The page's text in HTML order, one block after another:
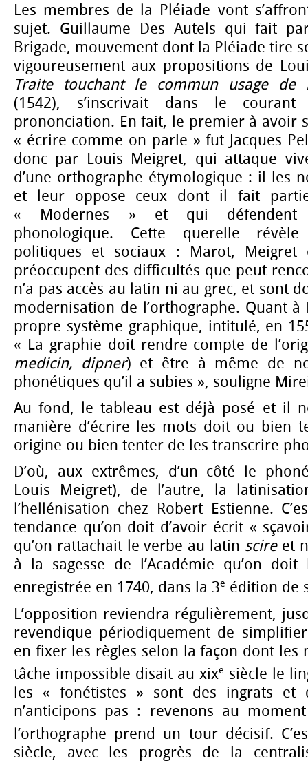
Les membres de la Pléiade vont
sujet. Guillaume Des Autels qui fait
Brigade, mouvement dont la Pléiade tire
vigoureusement aux propositions de
Traite touchant le commun usage de
(1542), s’inscrivait dans le
prononciation. En fait, le premier à avoir
« écrire comme on parle » fut Jacques
donc par Louis Meigret, qui attaque
d’une orthographe étymologique : il les
et leur oppose ceux dont il fait
« Modernes » et qui défendent
phonologique. Cette querelle
politiques et sociaux : Marot,
préoccupent des difficultés que peut
n’a pas accès au latin ni au grec, et sont
modernisation de l’orthographe. Quant à
propre système graphique, intitulé, en
« La graphie doit rendre compte de
medicin, dipner) et être à même de
phonétiques qu’il a subies », souligne
Au fond, le tableau est déjà posé et il
manière d’écrire les mots doit ou bien
origine ou bien tenter de les transcrire
D’où, aux extrêmes, d’un côté le
Louis Meigret), de l’autre, la
l’hellénisation chez Robert Estienne.
tendance qu’on doit d’avoir écrit «
qu’on rattachait le verbe au latin scireet
à la sagesse de l’Académie qu’on
enregistrée en 1740, dans la 3e édition de
L’opposition reviendra régulièrement,
revendique périodiquement de
en fixer les règles selon la façon dont les
tâche impossible disait au xixe siècle le
les « fonétistes » sont des ingrats et
n’anticipons pas : revenons au
l’orthographe prend un tour décisif.
siècle, avec les progrès de la